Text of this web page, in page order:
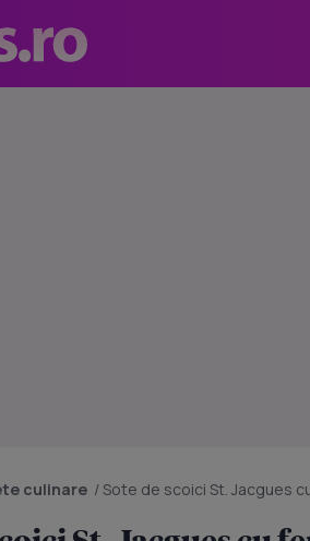
culinare /Sote de scoici St. Jacgues